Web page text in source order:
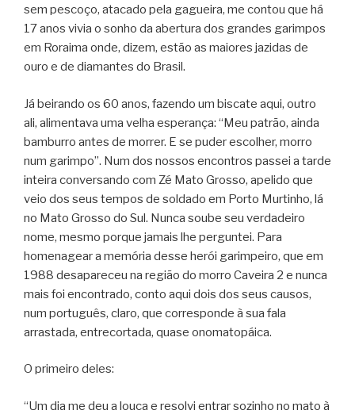
sem pescoço, atacado pela gagueira, me contou que há
17 anos vivia o sonho da abertura dos grandes garimpos
em Roraima onde, dizem, estão as maiores jazi­das de
ouro e de diamantes do Brasil.
Já beirando os 60 anos, fazendo um biscate aqui, outro
ali, alimentava uma velha esperança: “Meu pa­trão, ainda
bamburro antes de morrer. E se puder escolher, morro
num garimpo”. Num dos nossos encontros passei a tarde
inteira conversando com Zé Mato Grosso, apelido que
veio dos seus tempos de soldado em Porto Murtinho, lá
no Mato Grosso do Sul. Nunca soube seu verdadeiro
nome, mesmo porque jamais lhe perguntei. Para
homenagear a memória desse herói garimpeiro, que em
1988 desapareceu na região do morro Caveira 2 e nunca
mais foi encontrado, conto aqui dois dos seus causos,
num português, claro, que corresponde à sua fala
arrastada, entrecortada, quase onomatopáica.
O primeiro deles:
“Um dia me deu a louca e resolvi entrar sozinho no mato à